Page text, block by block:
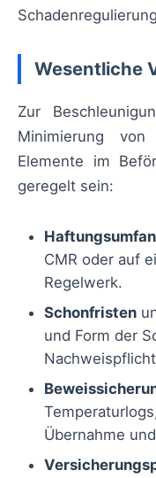
Wesentliche
Zur
Minimierung
Elemente im
geregelt sein:
CMR oder auf
Regelwerk.
Schonfristen
und Form der
Übernahme